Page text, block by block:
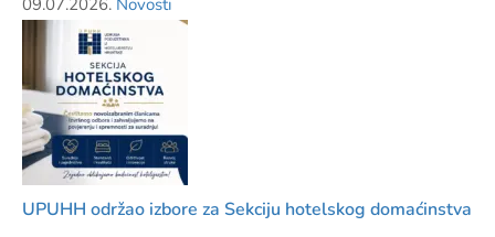
09.07.2026. Novosti
UPUHH održao izbore za Sekciju hotelskog domaćinstva